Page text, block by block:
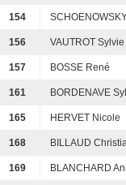
154
156 VAUTROT Sylvie
157 BOSSE René
161 BORDENAVE
165 HERVET Nicole
168 BILLAUD
169 BLANCHARD